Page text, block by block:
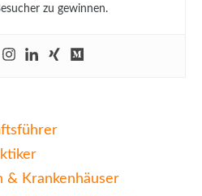
zu gewinnen.
& Krankenhäuser